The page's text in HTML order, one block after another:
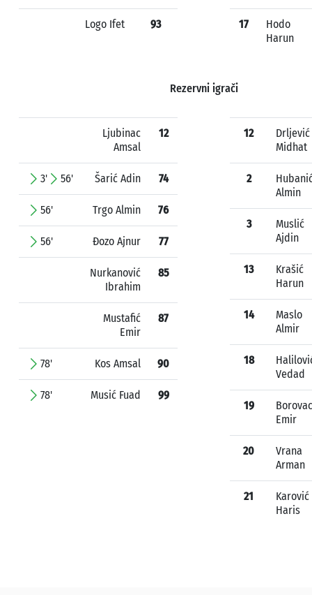
Logo Ifet 93 17
Hodo
Harun
Rezervni igrači
Ljubinac
Amsal
12
3' 56' Šarić Adin 74
56' Trgo Almin 76
56' Đozo Ajnur 77
Nurkanović
Ibrahim
85
Mustafić
Emir
87
78' Kos Amsal 90
78' Musić Fuad 99
12
Drljević
Midhat
2
Almin
3
Muslić
Ajdin
13
Krašić
Harun
14
Maslo
Almir
18
Vedad
19
Borovac
Emir
20
Vrana
Arman
21
Karović
Haris